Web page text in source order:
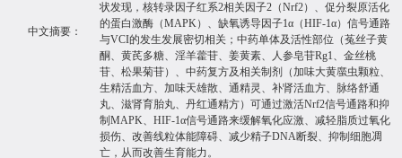
中文摘要：
状发现，核转录因子红系2相关因子2（Nrf2）、促分裂原活化
的蛋白激酶（MAPK）、缺氧诱导因子1α（HIF-1α）信号通路
与VCI的发生发展密切相关；中药单体及活性部位（菟丝子黄
酮、黄芪多糖、淫羊藿苷、姜黄素、人参皂苷Rg1、金丝桃
苷、松果菊苷）、中药复方及相关制剂（加味大黄䗪虫颗粒、
生精活血方、加味天雄散、通精灵、补肾活血方、脉络舒通
丸、滋肾育胎丸、丹红通精方）可通过激活Nrf2信号通路和抑
制MAPK、HIF-1α信号通路来缓解氧化应激、减轻脂质过氧化
损伤、改善线粒体能障碍、减少精子DNA断裂、抑制细胞凋
亡，从而改善生育能力。